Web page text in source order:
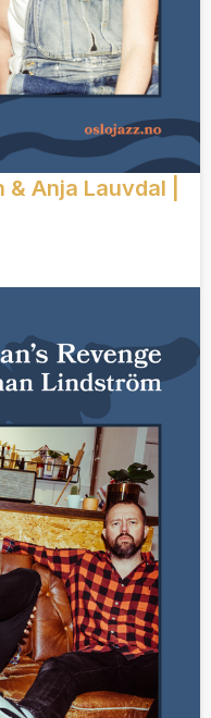
Anja Lauvdal |